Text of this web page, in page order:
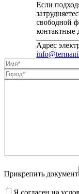
Если
свободной
контактные
Адрес
Прикрепить документ